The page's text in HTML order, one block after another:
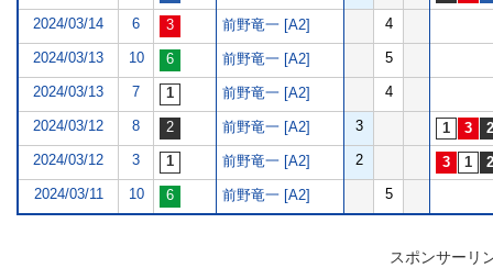
2024/03/14 6 前野竜一 [A2] 4
2024/03/13 10 前野竜一 [A2] 5
2024/03/13 7 前野竜一 [A2] 4
2024/03/12 8 前野竜一 [A2] 3
2024/03/12 3 前野竜一 [A2] 2
2024/03/11 10 前野竜一 [A2] 5
スポンサーリ